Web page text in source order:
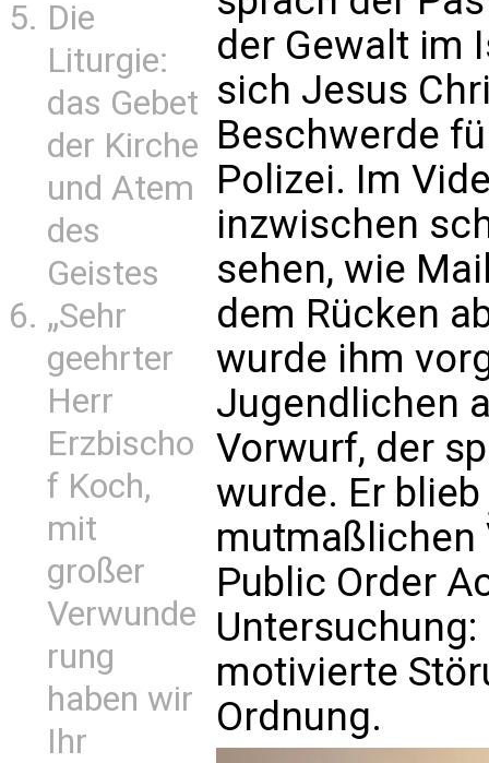
Die
Liturgie:
das Gebet
der Kirche
und Atem
des
Geistes
„Sehr
geehrter
Herr
Erzbischo
f Koch,
mit
großer
Verwunde
rung
haben wir
Ihr
der Gewalt im
sich Jesus
Beschwerde
Polizei. Im
inzwischen
sehen, wie
dem Rücken
wurde ihm
Jugendlichen
Vorwurf, der
wurde. Er
mutmaßlichen
Public Order
motivierte
Ordnung.